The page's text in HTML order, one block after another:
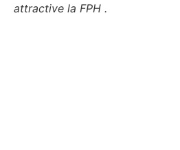
attractive la FPH .